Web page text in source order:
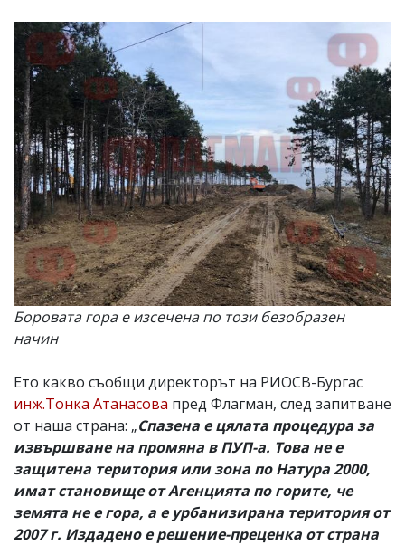
Боровата гора е изсечена по този безобразен
начин
Ето какво съобщи директорът на РИОСВ-Бургас
инж.Тонка Атанасова пред Флагман, след запитване
от наша страна: „Спазена е цялата процедура за
извършване на промяна в ПУП-а. Това не е
защитена територия или зона по Натура 2000,
имат становище от Агенцията по горите, че
земята не е гора, а е урбанизирана територия от
2007 г. Издадено е решение-преценка от страна